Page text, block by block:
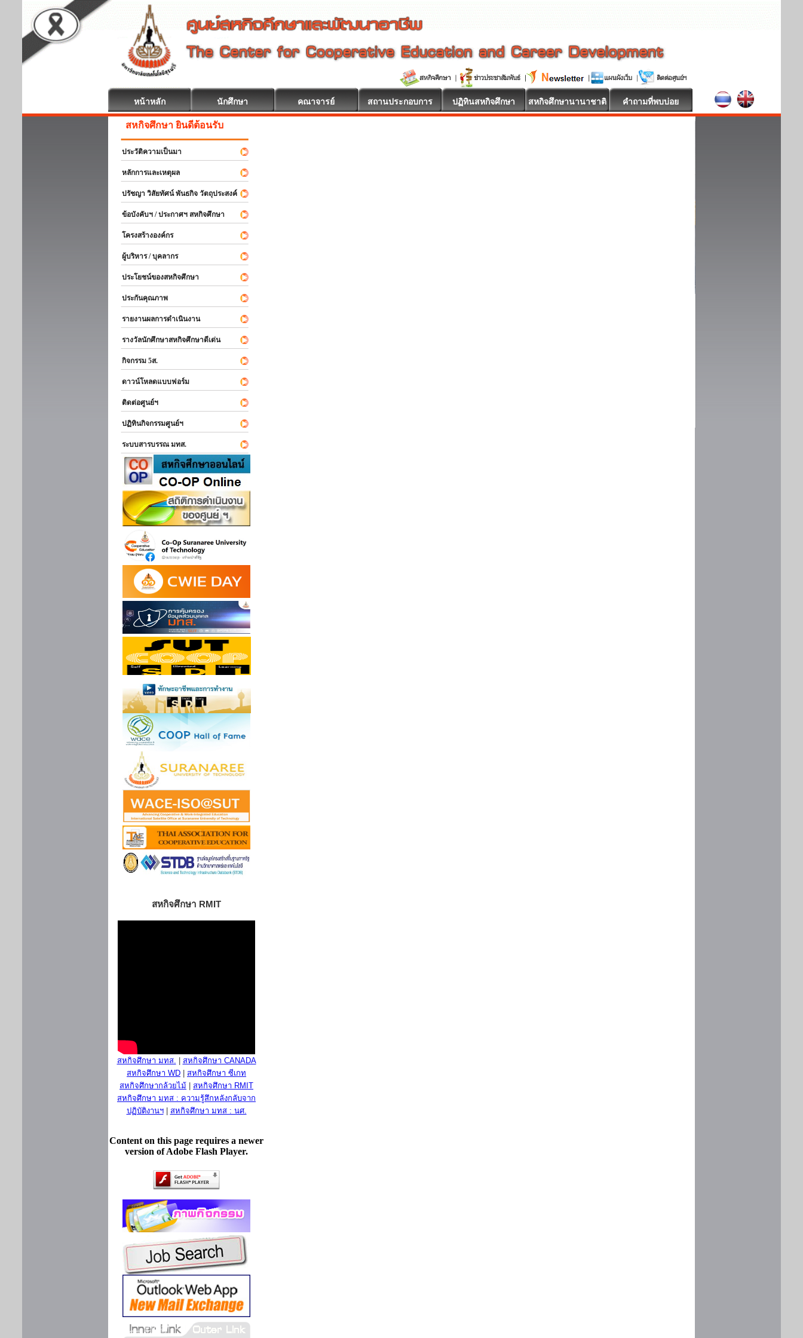
หน้าหลัก นักศึกษา คณาจารย์ สถานประกอบการ ปฏิทินสหกิจศึกษา สหกิจศึกษานานาชาติ คำถามที่พบบ่อย
สหกิจศึกษา ยินดีต้อนรับ
ประวัติความเป็นมา
หลักการและเหตุผล
ปรัชญา วิสัยทัศน์ พันธกิจ วัตถุประสงค์
ข้อบังคับฯ / ประกาศฯ สหกิจศึกษา
โครงสร้างองค์กร
ผู้บริหาร / บุคลากร
ประโยชน์ของสหกิจศึกษา
ประกันคุณภาพ
รายงานผลการดำเนินงาน
รางวัลนักศึกษาสหกิจศึกษาดีเด่น
กิจกรรม 5ส.
ดาวน์โหลดแบบฟอร์ม
ติดต่อศูนย์ฯ
ปฏิทินกิจกรรมศูนย์ฯ
ระบบสารบรรณ มทส.
สหกิจศึกษา RMIT
สหกิจศึกษา มทส.
สหกิจศึกษา CANADA
สหกิจศึกษา WD
สหกิจศึกษา ซีเกท
สหกิจศึกษากล้วยไม้
สหกิจศึกษา RMIT
สหกิจศึกษา มทส : ความรู้สึกหลังกลับจาก
ปฏิบัติงานฯ| สหกิจศึกษา มทส : นศ.
Content on this page requires a newer
version of Adobe Flash Player.